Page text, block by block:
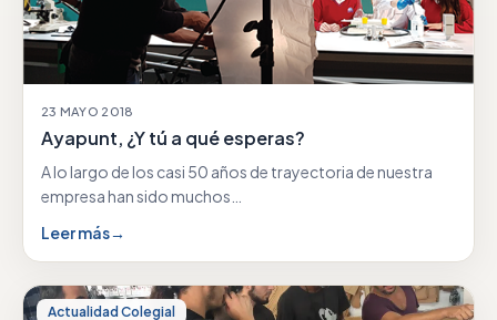
23 MAYO 2018
Ayapunt, ¿Y tú a qué esperas?
A lo largo de los casi 50 años de trayectoria de nuestra
empresa han sido muchos…
Leer más→
Actualidad Colegial